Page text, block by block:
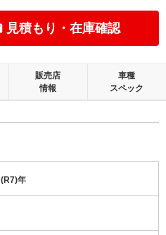
見積もり・在庫確認
販売店
情報
車種
スペック
(R7)年